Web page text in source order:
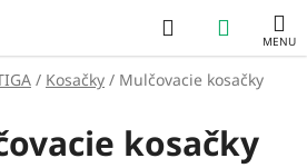
Hľadať
KOŠÍK
/ Kosačky / Mulčovacie kosačky
kosačky